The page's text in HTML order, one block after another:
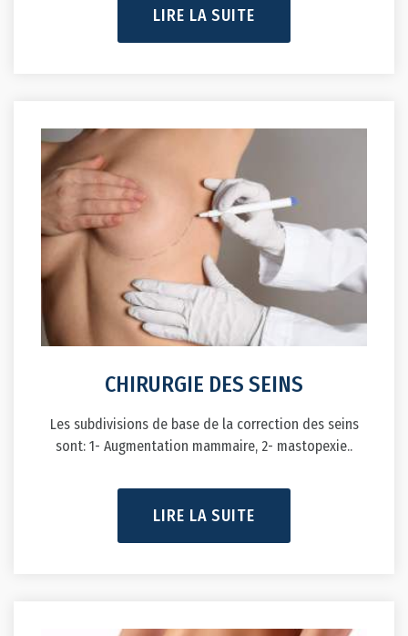
LIRE LA SUITE
CHIRURGIE DES SEINS
Les subdivisions de base de la correction des seins
sont: 1- Augmentation mammaire, 2- mastopexie..
LIRE LA SUITE